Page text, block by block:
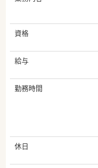
資格
給与
勤務時間
休日